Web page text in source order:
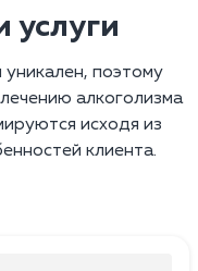
поэтому
алкоголизма
исходя из
клиента.